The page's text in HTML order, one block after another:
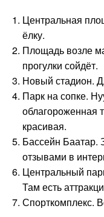
Центральная
ёлку.
Площадь возле
прогулки сойдёт.
Новый стадион.
Парк на сопке.
облагороженная
красивая.
Бассейн Баатар.
отзывами в
Центральный
Там есть
Спорткомплекс.